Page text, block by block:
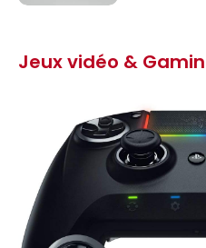
Jeux vidéo &